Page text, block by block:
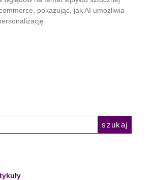
pokazując, jak AI umożliwia
szukaj